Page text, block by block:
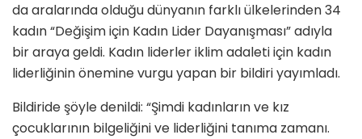
da aralarında olduğu dünyanın farklı ülkelerinden 34
kadın “Değişim için Kadın Lider Dayanışması” adıyla
bir araya geldi. Kadın liderler iklim adaleti için kadın
liderliğinin önemine vurgu yapan bir bildiri yayımladı.
Bildiride şöyle denildi: “Şimdi kadınların ve kız
çocuklarının bilgeliğini ve liderliğini tanıma zamanı.